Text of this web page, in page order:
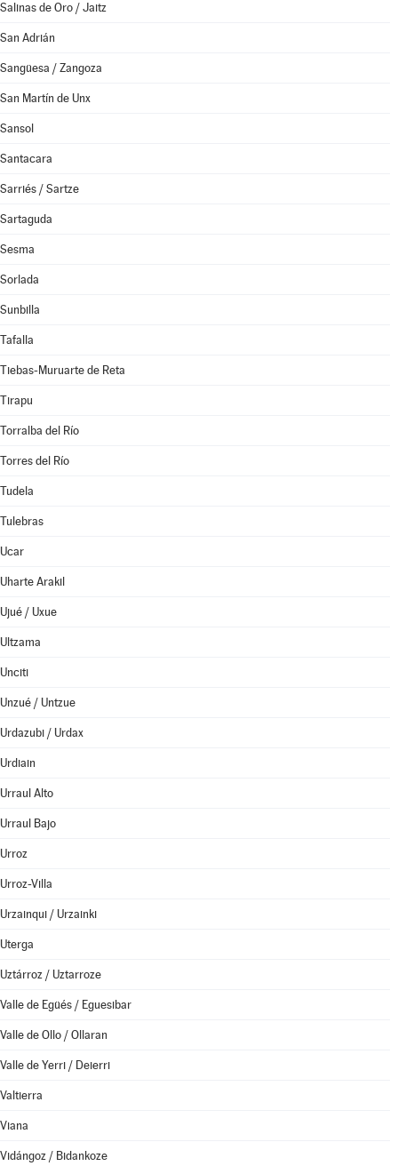
Salinas de Oro / Jaitz
San Adrián
Sangüesa / Zangoza
San Martín de Unx
Sansol
Santacara
Sarriés / Sartze
Sartaguda
Sesma
Sorlada
Sunbilla
Tafalla
Tiebas-Muruarte de Reta
Tirapu
Torralba del Río
Torres del Río
Tudela
Tulebras
Ucar
Uharte Arakil
Ujué / Uxue
Ultzama
Unciti
Unzué / Untzue
Urdazubi / Urdax
Urdiain
Urraul Alto
Urraul Bajo
Urroz
Urroz-Villa
Urzainqui / Urzainki
Uterga
Uztárroz / Uztarroze
Valle de Egüés / Eguesibar
Valle de Ollo / Ollaran
Valle de Yerri / Deierri
Valtierra
Viana
Vidángoz / Bidankoze